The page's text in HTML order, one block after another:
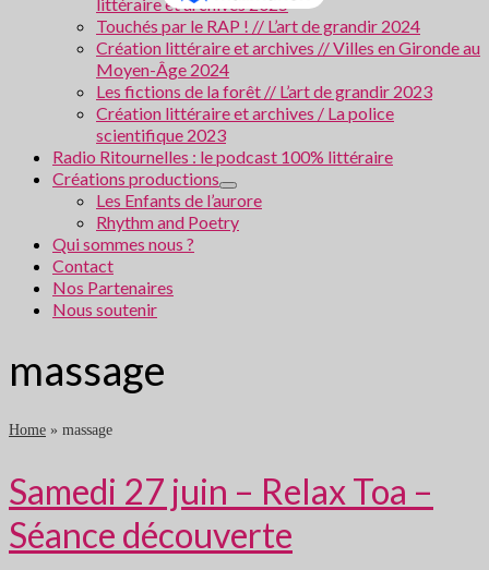
Touchés par le RAP ! // L’art de grandir 2024
Création littéraire et archives // Villes en Gironde au
Moyen-Âge 2024
Les fictions de la forêt // L’art de grandir 2023
Création littéraire et archives / La police
scientifique 2023
Radio Ritournelles : le podcast 100% littéraire
Créations productions
Les Enfants de l’aurore
Rhythm and Poetry
Qui sommes nous ?
Contact
Nos Partenaires
Nous soutenir
massage
Home » massage
Samedi 27 juin – Relax Toa –
Séance découverte